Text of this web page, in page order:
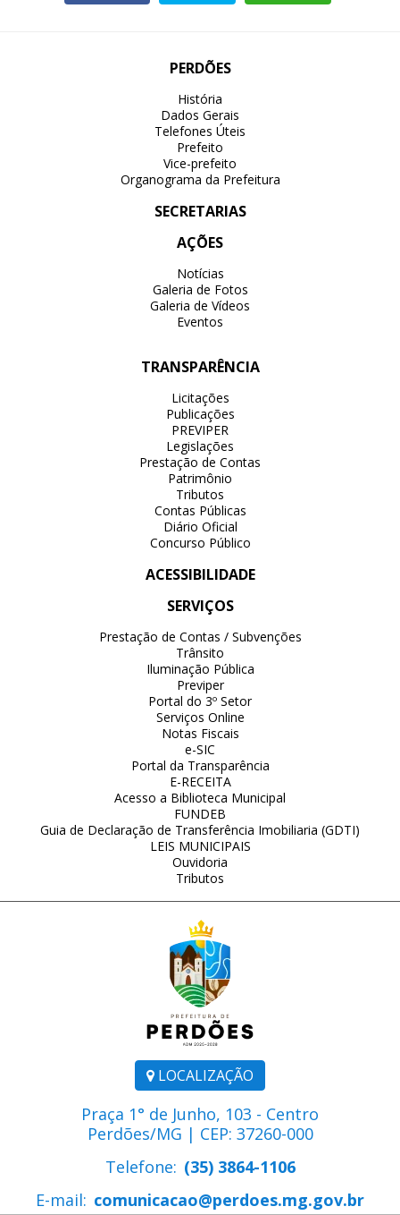
LOCALIZAÇÃO
Praça 1° de Junho, 103 - Centro
Perdões/MG | CEP: 37260-000
Telefone: (35) 3864-1106
E-mail: comunicacao@perdoes.mg.gov.br
PERDÕES
História
Dados Gerais
Telefones Úteis
Prefeito
Vice-prefeito
Organograma da Prefeitura
SECRETARIAS
AÇÕES
Notícias
Galeria de Fotos
Galeria de Vídeos
Eventos
TRANSPARÊNCIA
Licitações
Publicações
PREVIPER
Legislações
Prestação de Contas
Patrimônio
Tributos
Contas Públicas
Diário Oficial
Concurso Público
ACESSIBILIDADE
SERVIÇOS
Prestação de Contas / Subvenções
Trânsito
Iluminação Pública
Previper
Portal do 3º Setor
Serviços Online
Notas Fiscais
e-SIC
Portal da Transparência
E-RECEITA
Acesso a Biblioteca Municipal
FUNDEB
Guia de Declaração de Transferência Imobiliaria (GDTI)
LEIS MUNICIPAIS
Ouvidoria
Tributos